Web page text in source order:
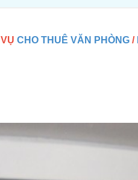
CHO THUÊ VĂN PHÒNG /